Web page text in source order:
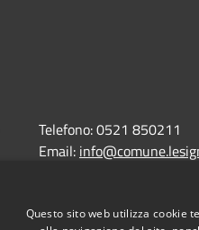
Telefono:0521 850211
Email:
Questo sito web utilizza cookie